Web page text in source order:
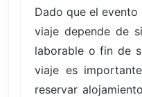
Dado que el
viaje depende de
laborable o fin de
viaje es
reservar